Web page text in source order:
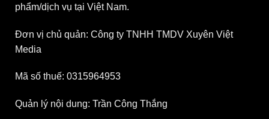
phẩm/dịch vụ tại Việt Nam.
Đơn vị chủ quản: Công ty TNHH TMDV Xuyên Việt
Media
Mã số thuế: 0315964953
Quản lý nội dung: Trần Công Thắng